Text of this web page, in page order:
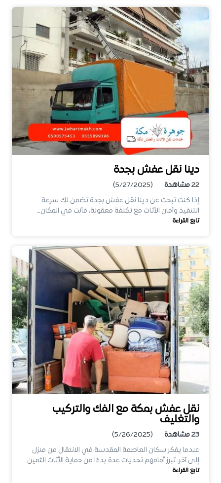
دينا نقل عفش بجدة
22مشاهدة
(5/27/2025)
إذا كنت تبحث عن دينا نقل عفش بجدة تضمن لك سرعة
التنفيذ وأمان الأثاث مع تكلفة معقولة، فأنت في المكان…
تابع القراءة
نقل عفش بمكة مع الفك والتركيب
والتغليف
23مشاهدة
(5/26/2025)
عندما يفكر سكان العاصمة المقدسة في الانتقال من منزل
إلى آخر، تبرز أمامهم تحديات عدة بدءًا من حماية الأثاث الثمين…
تابع القراءة